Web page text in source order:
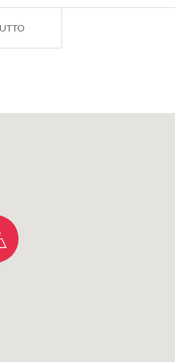
a sud di Milano, tra la
comprende i comuni
e